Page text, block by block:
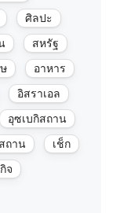
ศิลปะ
สหรัฐ
อาหาร
อิสราเอล
อุซเบกิสถาน
ถาน
เช็ก
จ